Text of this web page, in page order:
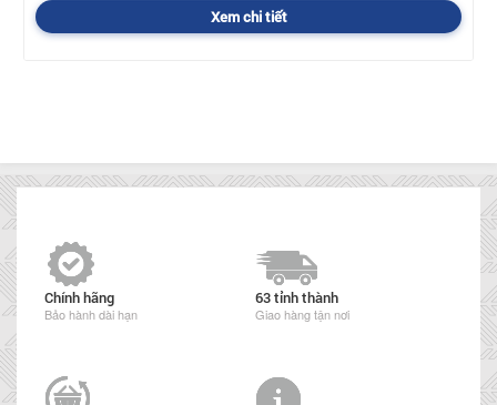
Xem chi tiết
Chính hãng
Bảo hành dài hạn
63 tỉnh thành
Giao hàng tận nơi